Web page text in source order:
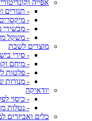
אפייה
- תנורים
- מיקסרים
- מכשירי
- משקל
מוצרים לשבת
- סירי
- מיחם
- פלטות
- מנורות
יודאיקה
- כיסוי
- נטלות
כלים ואביזרים